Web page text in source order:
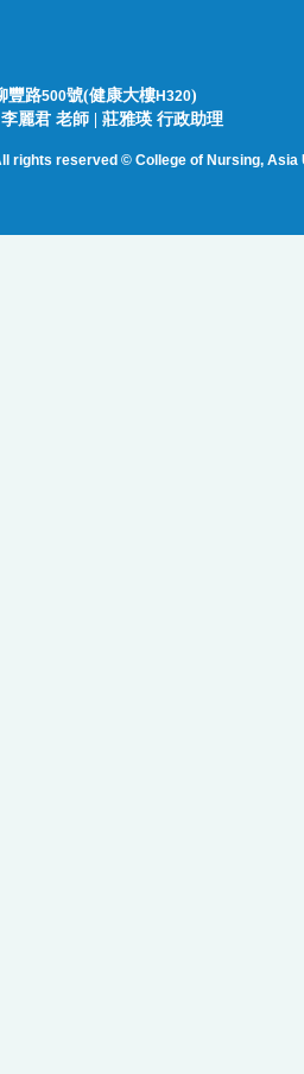
豐路500號(健康大樓H320)
麗君 老師 | 莊雅瑛 行政助理
rights reserved © College of Nursing, Asia